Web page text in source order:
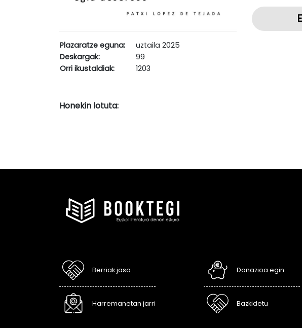
Plazaratze eguna:
uztaila 2025
Deskargak:
99
Orri ikustaldiak:
1203
Honekin lotuta:
Berriak jaso
Harremanetan jarri
Donazioa egin
Bazkidetu